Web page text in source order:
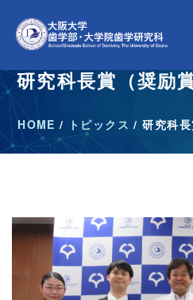
研究科長賞（奨励
HOME / トピックス / 研究科